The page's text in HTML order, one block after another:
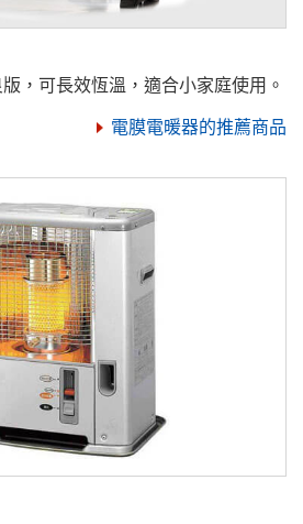
，可長效恆溫，適合小家庭使用。
電膜電暖器的推薦商品